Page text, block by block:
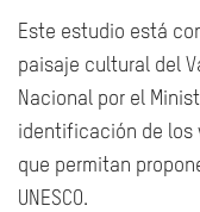
Este estudio está
paisaje cultural del
Nacional por el
identificación de los
que permitan
UNESCO.